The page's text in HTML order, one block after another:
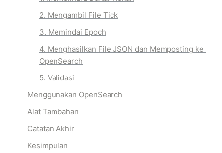
2. Mengambil File Tick
3. Memindai Epoch
4. Menghasilkan File JSON dan Memposting ke
OpenSearch
5. Validasi
Menggunakan OpenSearch
Alat Tambahan
Catatan Akhir
Kesimpulan